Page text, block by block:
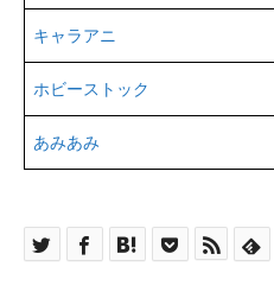
キャラアニ
ホビーストック
あみあみ